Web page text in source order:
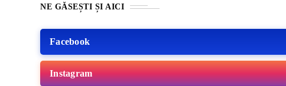
NE GĂSEȘTI ȘI AICI
Facebook
Instagram